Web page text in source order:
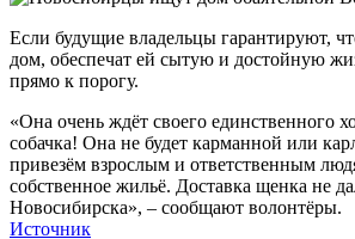
Если будущие владельцы гарантируют,
дом, обеспечат ей сытую и достойную
прямо к порогу.
«Она очень ждёт своего единственного
собачка! Она не будет карманной или
привезём взрослым и ответственным
собственное жильё. Доставка щенка не
Новосибирска», – сообщают волонтёры.
Источник